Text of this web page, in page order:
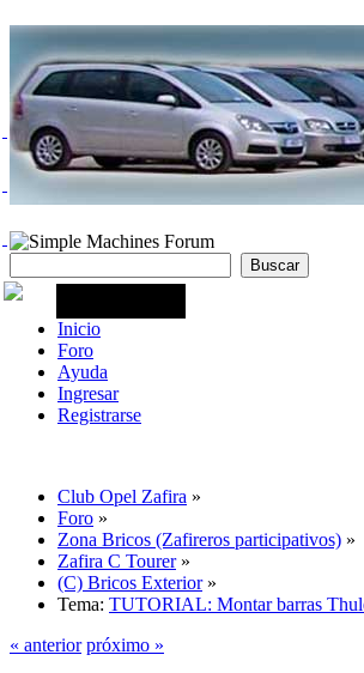
Inicio
Foro
Ayuda
Ingresar
Registrarse
Club Opel Zafira »
Foro »
Zona Bricos (Zafireros participativos) »
Zafira C Tourer»
(C) Bricos Exterior»
Tema: TUTORIAL: Montar barras
« anterior próximo »